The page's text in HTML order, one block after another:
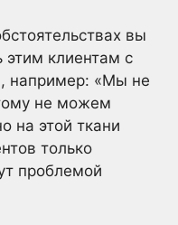
вы
клиентам с
например: «Мы не
не можем
на этой ткани
только
проблемой